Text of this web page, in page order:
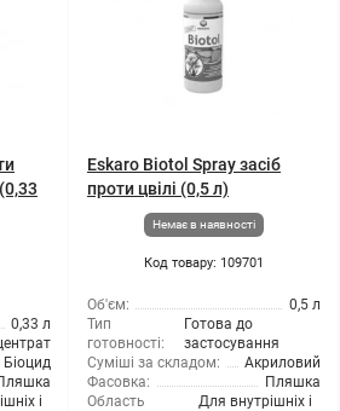
0,33 л
Біоцид
і
Eskaro Biotol Spray засіб
проти цвілі (0,5 л)
Немає в наявності
Код товару: 109701
Об'єм:
0,5 л
Тип
готовності:
Готова до
застосування
Суміші за складом:
Акриловий
Фасовка:
Пляшка
Область
Для внутрішніх і